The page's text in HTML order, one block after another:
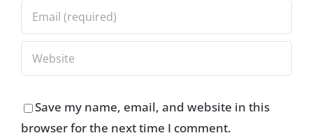
Save my name, email, and website in this
browser for the next time I comment.